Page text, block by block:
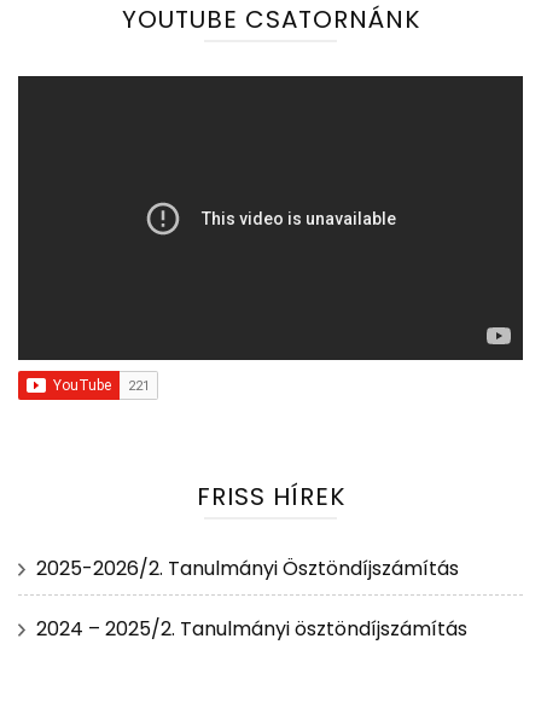
YOUTUBE CSATORNÁNK
FRISS HÍREK
2025-2026/2. Tanulmányi Ösztöndíjszámítás
2024 – 2025/2. Tanulmányi ösztöndíjszámítás